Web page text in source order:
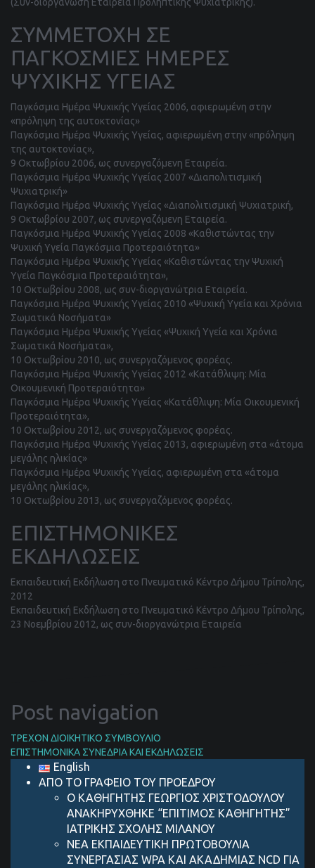
ΣΥΜΜΕΤΟΧΗ ΣΕ
ΠΑΓΚΟΣΜΙΕΣ ΗΜΕΡΕΣ
ΨΥΧΙΚΗΣ ΥΓΕΙΑΣ
Παγκόσμια Ημέρα Ψυχικής Υγείας 2006, αφιερωμένη στην
«πρόληψη της αυτοκτονίας»
Παγκόσμια Ημέρα Ψυχικής Υγείας, αφιερωμένη στην «πρόληψη
της αυτοκτονίας»,
9 Οκτωβρίου 2006, ως συνεργαζόμενη Εταιρεία.
Παγκόσμια Ημέρα Ψυχικής Υγείας 2007 «Διαπολιτισμική
Ψυχιατρική»
Παγκόσμια Ημέρα Ψυχικής Υγείας «Διαπολιτισμική Ψυχιατρική,
9 Οκτωβρίου 2007, ως συνεργαζόμενη Εταιρεία.
Παγκόσμια Ημέρα Ψυχικής Υγείας 2008 «Καθιστώντας την
Ψυχική Υγεία Παγκόσμια Προτεραιότητα»
Παγκόσμια Ημέρα Ψυχικής Υγείας «Καθιστώντας την Ψυχική
Υγεία Παγκόσμια Προτεραιότητα»,
10 Οκτωβρίου 2008, ως συν-διοργανώτρια Εταιρεία.
Παγκόσμια Ημέρα Ψυχικής Υγείας 2010 «Ψυχική Υγεία και Χρόνια
Σωματικά Νοσήματα»
Παγκόσμια Ημέρα Ψυχικής Υγείας «Ψυχική Υγεία και Χρόνια
Σωματικά Νοσήματα»,
10 Οκτωβρίου 2010, ως συνεργαζόμενος φορέας.
Παγκόσμια Ημέρα Ψυχικής Υγείας 2012 «Κατάθλιψη: Μία
Οικουμενική Προτεραιότητα»
Παγκόσμια Ημέρα Ψυχικής Υγείας «Κατάθλιψη: Μία Οικουμενική
Προτεραιότητα»,
10 Οκτωβρίου 2012, ως συνεργαζόμενος φορέας.
Παγκόσμια Ημέρα Ψυχικής Υγείας 2013, αφιερωμένη στα «άτομα
μεγάλης ηλικίας»
Παγκόσμια Ημέρα Ψυχικής Υγείας, αφιερωμένη στα «άτομα
μεγάλης ηλικίας»,
10 Οκτωβρίου 2013, ως συνεργαζόμενος φορέας.
ΕΠΙΣΤΗΜΟΝΙΚΕΣ
ΕΚΔΗΛΩΣΕΙΣ
Εκπαιδευτική Εκδήλωση στο Πνευματικό Κέντρο Δήμου Τρίπολης,
2012
Εκπαιδευτική Εκδήλωση στο Πνευματικό Κέντρο Δήμου Τρίπολης,
23 Νοεμβρίου 2012, ως συν-διοργανώτρια Εταιρεία
Post navigation
ΤΡΕΧΟΝ ΔΙΟΙΚΗΤΙΚΟ ΣΥΜΒΟΥΛΙΟ
ΕΠΙΣΤΗΜΟΝΙΚΑ ΣΥΝΕΔΡΙΑ ΚΑΙ ΕΚΔΗΛΩΣΕΙΣ
English
ΑΠΟ ΤΟ ΓΡΑΦΕΙΟ ΤΟΥ ΠΡΟΕΔΡΟΥ
Ο ΚΑΘΗΓΗΤΗΣ ΓΕΩΡΓΙΟΣ ΧΡΙΣΤΟΔΟΥΛΟΥ
ΑΝΑΚΗΡΥΧΘΗΚΕ “ΕΠΙΤΙΜΟΣ ΚΑΘΗΓΗΤΗΣ”
ΙΑΤΡΙΚΗΣ ΣΧΟΛΗΣ ΜΙΛΑΝΟΥ
ΝΕΑ ΕΚΠΑΙΔΕΥΤΙΚΗ ΠΡΩΤΟΒΟΥΛΙΑ
ΣΥΝΕΡΓΑΣΙΑΣ WPA ΚΑΙ ΑΚΑΔΗΜΙΑΣ NCD ΓΙΑ